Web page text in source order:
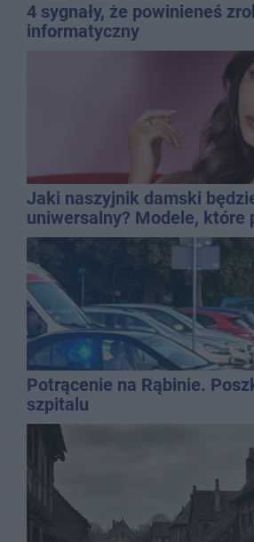
4 sygnały, że powinieneś
informatyczny
Jaki naszyjnik damski
uniwersalny? Modele, które
wielu stylizacji
Potrącenie na Rąbinie.
szpitalu